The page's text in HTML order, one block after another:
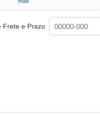
Frete e Prazo